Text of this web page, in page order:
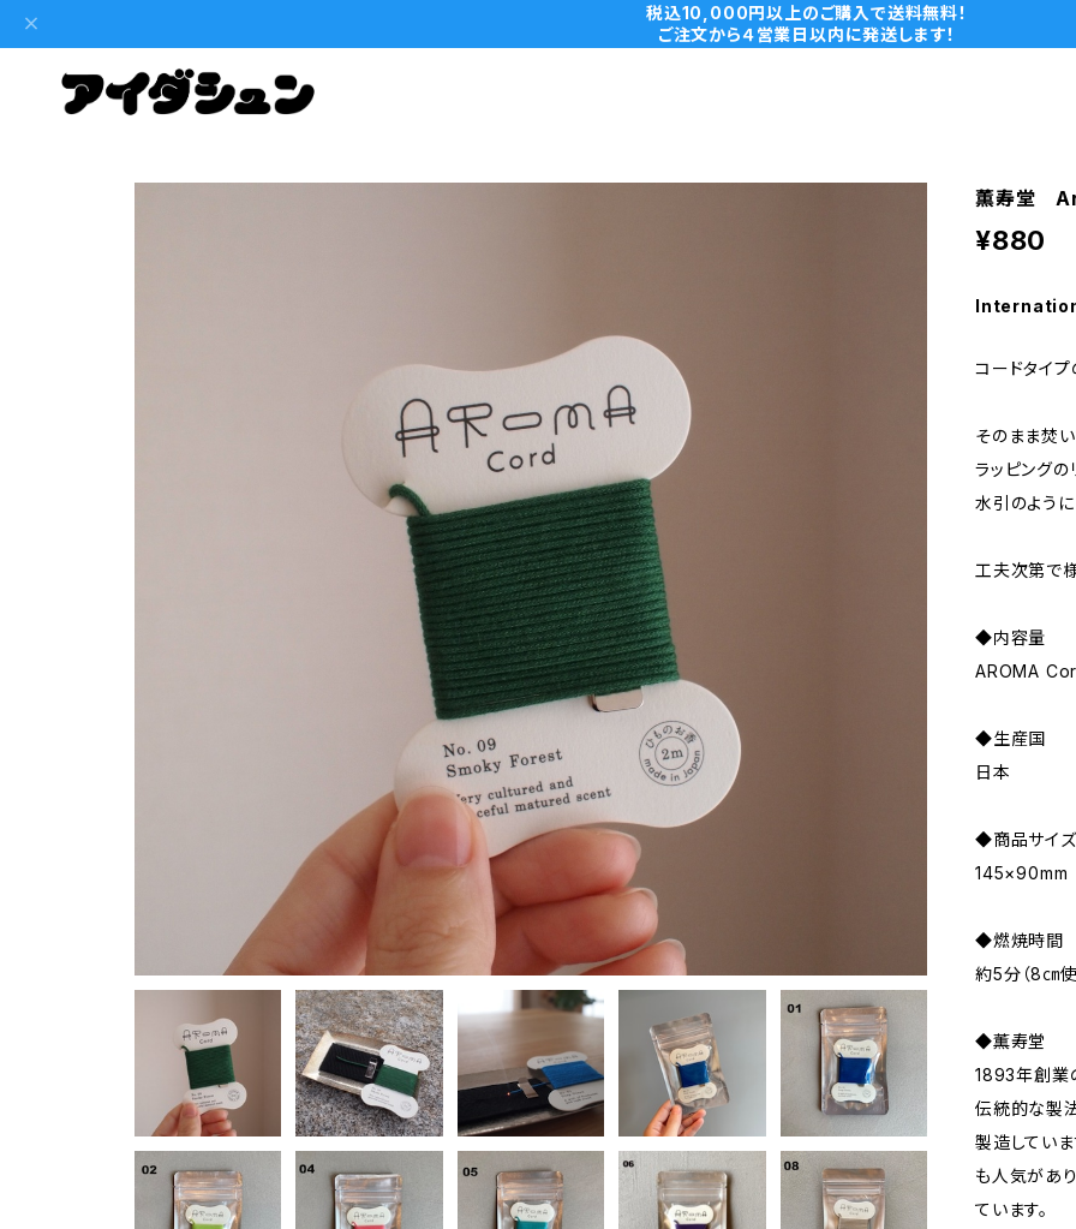
税込10,000円以上のご購入で送料無料！
ご注文から４営業日以内に発送します！
薫寿堂
¥880
コードタイプ
そのまま焚
ラッピングの
水引のように
工夫次第で
◆内容量
AROMA
◆生産国
日本
◆商品サイズ
145×90mm
◆燃焼時間
約5分（8㎝
◆薫寿堂
1893年創業
伝統的な製
製造してい
も人気があ
ています。